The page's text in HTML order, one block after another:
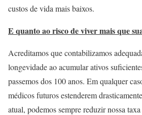
custos de vida mais baixos.
E quanto ao risco de viver mais que
Acreditamos que contabilizamos
longevidade ao acumular ativos
passemos dos 100 anos. Em qualquer
médicos futuros estenderem
atual, podemos sempre reduzir nossa